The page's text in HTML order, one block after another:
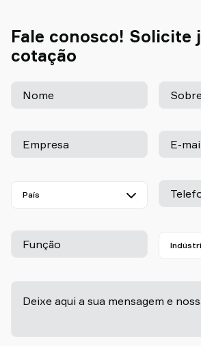
Fale conosco! Solicite
cotação
Nome
Empresa E-
Função